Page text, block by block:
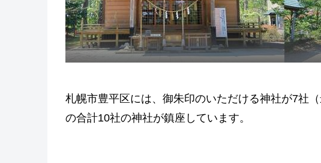
札幌市豊平区には、御朱印のいただける神社が7社
の合計10社の神社が鎮座しています。